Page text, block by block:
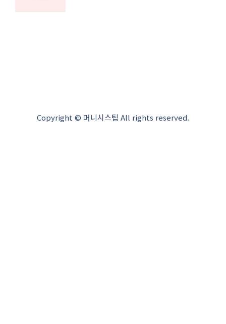
Copyright © 머니시스팁 All rights reserved.